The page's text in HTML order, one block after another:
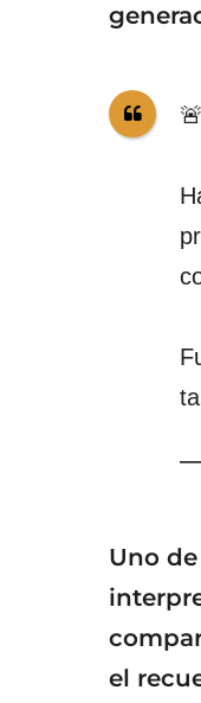
Uno
el